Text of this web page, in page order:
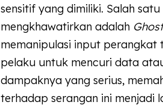
sensitif yang dimiliki. Salah
mengkhawatirkan adalah
memanipulasi input perangkat
pelaku untuk mencuri data
dampaknya yang serius,
terhadap serangan ini menjadi